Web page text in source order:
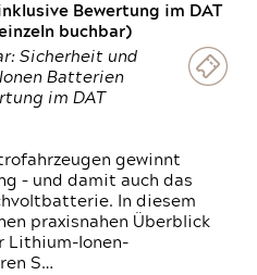
Bewertung im DAT
buchbar)
Sicherheit und
Batterien
im DAT
gewinnt
– und damit auch das
In diesem
praxisnahen Überblick
Lithium-Ionen-
S…